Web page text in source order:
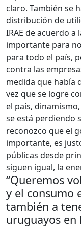
claro. También se
distribución de
IRAE de acuerdo
importante para
para todo el país,
contra las
medida que había
vez que se logre
el país,
se está perdiendo
reconozco que el
importante, es
públicas desde
siguen igual, la
“Queremos
y el consumo
también a
uruguayos en